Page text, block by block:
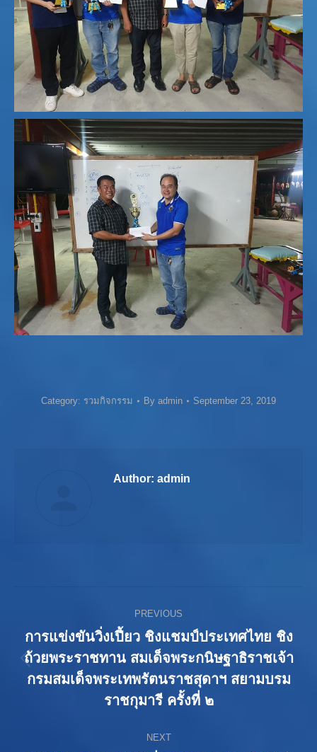
Category: รวมกิจกรรม By admin September 23, 2019
Author: admin
navigation
PREVIOUS
Previous
post:
การแข่งขันวิ่งเปี้ยว ชิงแชมป์ประเทศไทย ชิง
ถ้วยพระราชทาน สมเด็จพระกนิษฐาธิราชเจ้า
กรมสมเด็จพระเทพรัตนราชสุดาฯ สยามบรม
ราชกุมารี ครั้งที่ ๒
NEXT